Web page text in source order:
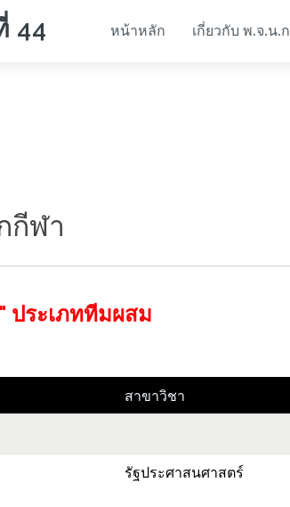
44 หน้าหลัก เกี่ยวกับ พ.จ.น.ก
กีฬา
ประเภททีมผสม
สาขาวิชา
รัฐประศาสนศาสตร์